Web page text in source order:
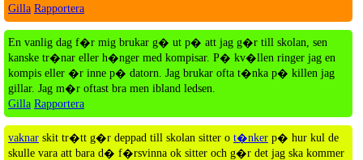
Gilla Rapportera
En vanlig dag f�r mig brukar g� ut p� att jag g�r till skolan, sen
kanske tr�nar eller h�nger med kompisar. P� kv�llen ringer jag en
kompis eller �r inne p� datorn. Jag brukar ofta t�nka p� killen jag
gillar. Jag m�r oftast bra men ibland ledsen.
Gilla Rapportera
vaknar skit tr�tt g�r deppad till skolan sitter o t�nker p� hur kul de
skulle vara att bara d� f�rsvinna ok sitter och g�r det jag ska kommer